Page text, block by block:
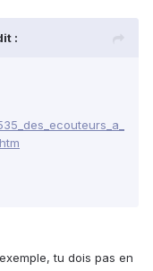
:
tu dois pas en